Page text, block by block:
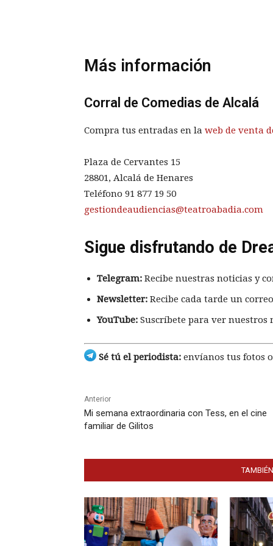
Más información
Corral de Comedias de Alcalá
Compra tus entradas en la web de venta
Plaza de Cervantes 15
28801, Alcalá de Henares
Teléfono 91 877 19 50
gestiondeaudiencias@teatroabadia.com
Sigue disfrutando de
Telegram: Recibe nuestras noticias y
Newsletter: Recibe cada tarde un
YouTube: Suscríbete para ver nuestros
Sé tú el periodista: envíanos tus fotos
Anterior
Mi semana extraordinaria con Tess, en el cine
familiar de Gilitos